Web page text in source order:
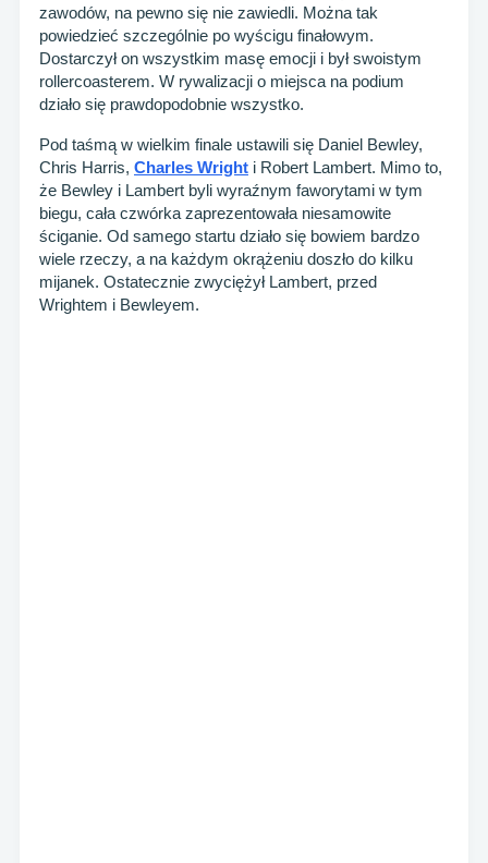
zawodów, na pewno się nie zawiedli. Można tak
powiedzieć szczególnie po wyścigu finałowym.
Dostarczył on wszystkim masę emocji i był swoistym
rollercoasterem. W rywalizacji o miejsca na podium
działo się prawdopodobnie wszystko.
Pod taśmą w wielkim finale ustawili się Daniel Bewley,
Chris Harris, Charles Wright i Robert Lambert. Mimo to,
że Bewley i Lambert byli wyraźnym faworytami w tym
biegu, cała czwórka zaprezentowała niesamowite
ściganie. Od samego startu działo się bowiem bardzo
wiele rzeczy, a na każdym okrążeniu doszło do kilku
mijanek. Ostatecznie zwyciężył Lambert, przed
Wrightem i Bewleyem.